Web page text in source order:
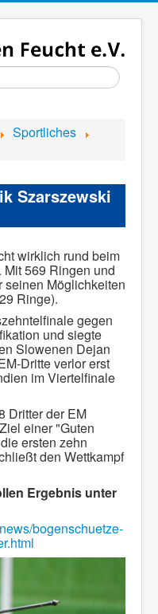
Sportliches
Szarszewski
wirklich rund beim
569 Ringen und
seinen Möglichkeiten
Ringe).
gegen
und siegte
Slowenen Dejan
Dritte verlor erst
im Viertelfinale
Dritter der EM
einer "Guten
ersten zehn
den Wettkampf
Ergebnis unter
bogenschuetze-